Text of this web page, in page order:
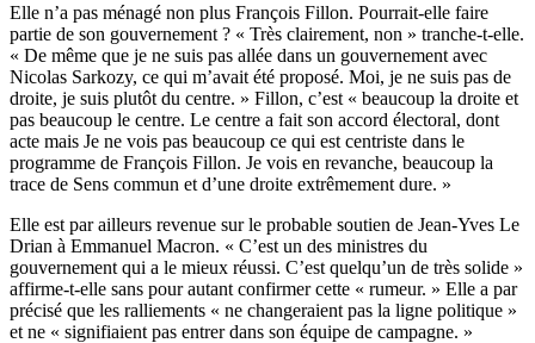
Elle n’a pas ménagé non plus François Fillon. Pourrait-elle faire
partie de son gouvernement ? « Très clairement, non » tranche-t-elle.
« De même que je ne suis pas allée dans un gouvernement avec
Nicolas Sarkozy, ce qui m’avait été proposé. Moi, je ne suis pas de
droite, je suis plutôt du centre. » Fillon, c’est « beaucoup la droite et
pas beaucoup le centre. Le centre a fait son accord électoral, dont
acte mais Je ne vois pas beaucoup ce qui est centriste dans le
programme de François Fillon. Je vois en revanche, beaucoup la
trace de Sens commun et d’une droite extrêmement dure. »
Elle est par ailleurs revenue sur le probable soutien de Jean-Yves Le
Drian à Emmanuel Macron. « C’est un des ministres du
gouvernement qui a le mieux réussi. C’est quelqu’un de très solide »
affirme-t-elle sans pour autant confirmer cette « rumeur. » Elle a par
précisé que les ralliements « ne changeraient pas la ligne politique »
et ne « signifiaient pas entrer dans son équipe de campagne. »